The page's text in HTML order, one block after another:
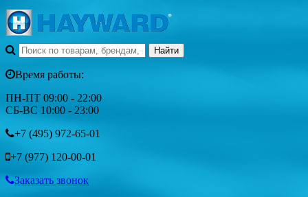
Время работы:
ПН-ПТ 09:00 - 22:00
СБ-ВС 10:00 - 23:00
+7 (495) 972-65-01
+7 (977) 120-00-01
Заказать звонок